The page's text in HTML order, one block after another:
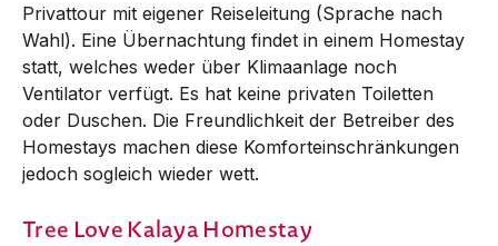
Privattour mit eigener Reiseleitung (Sprache nach
Wahl). Eine Übernachtung findet in einem Homestay
statt, welches weder über Klimaanlage noch
Ventilator verfügt. Es hat keine privaten Toiletten
oder Duschen. Die Freundlichkeit der Betreiber des
Homestays machen diese Komforteinschränkungen
jedoch sogleich wieder wett.
Tree Love Kalaya Homestay